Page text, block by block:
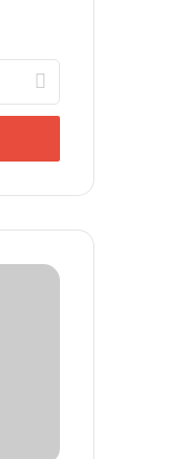
أدخل
بريدك
الإلكتروني